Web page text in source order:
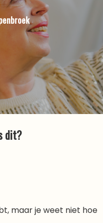
dit?
maar je weet niet hoe